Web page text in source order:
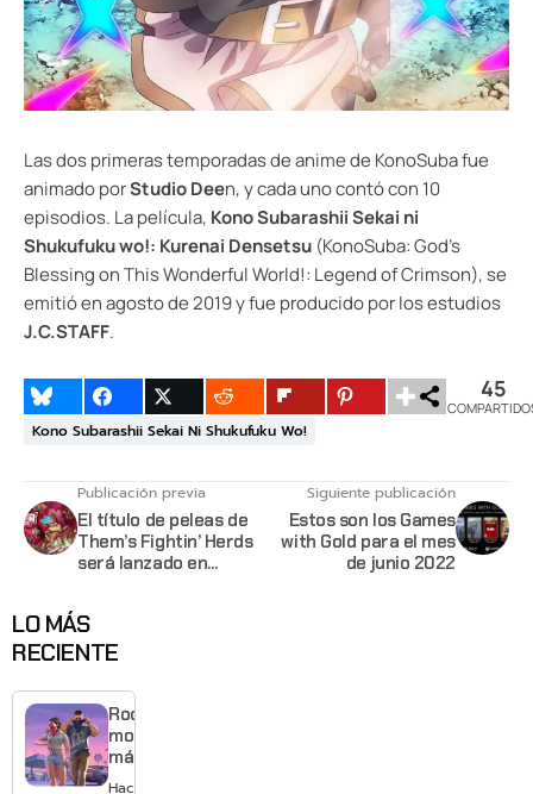
Las dos primeras temporadas de anime de KonoSuba fue
animado porStudio Deen, y cada uno contó con 10
episodios. La película, Kono Subarashii Sekai ni
Shukufuku wo!: Kurenai Densetsu (KonoSuba: God’s
Blessing on This Wonderful World!: Legend of Crimson), se
emitió en agosto de 2019 y fue producido por los estudios
J.C.STAFF.
45
Kono Subarashii Sekai Ni Shukufuku Wo!
Publicación previa
El título de peleas de
Them’s Fightin’ Herds
será lanzado en
Siguiente publicación
Estos son los Games
with Gold para el mes
de junio 2022
LO MÁS
RECIENTE
Rockstar
mostrará
más de
GTA 6 en
Hace 3